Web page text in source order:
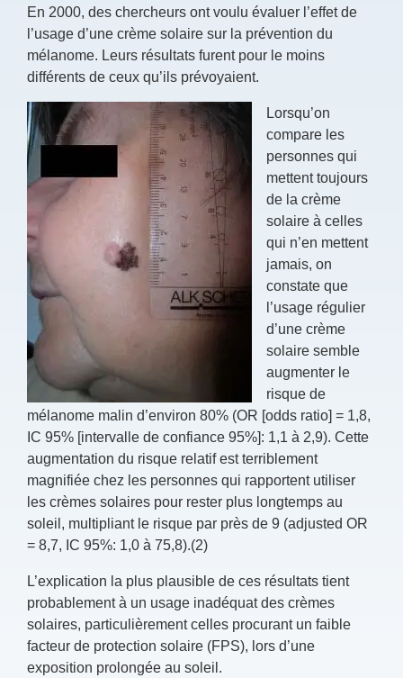
En 2000, des chercheurs ont voulu évaluer l’effet de
l’usage d’une crème solaire sur la prévention du
mélanome. Leurs résultats furent pour le moins
différents de ceux qu’ils prévoyaient.
Lorsqu’on
compare les
personnes qui
mettent toujours
de la crème
solaire à celles
qui n’en mettent
jamais, on
constate que
l’usage régulier
d’une crème
solaire semble
augmenter le
risque de
mélanome malin d’environ 80% (OR [odds ratio] = 1,8,
IC 95% [intervalle de confiance 95%]: 1,1 à 2,9). Cette
augmentation du risque relatif est terriblement
magnifiée chez les personnes qui rapportent utiliser
les crèmes solaires pour rester plus longtemps au
soleil, multipliant le risque par près de 9 (adjusted OR
= 8,7, IC 95%: 1,0 à 75,8).(2)
L’explication la plus plausible de ces résultats tient
probablement à un usage inadéquat des crèmes
solaires, particulièrement celles procurant un faible
facteur de protection solaire (FPS), lors d’une
exposition prolongée au soleil.